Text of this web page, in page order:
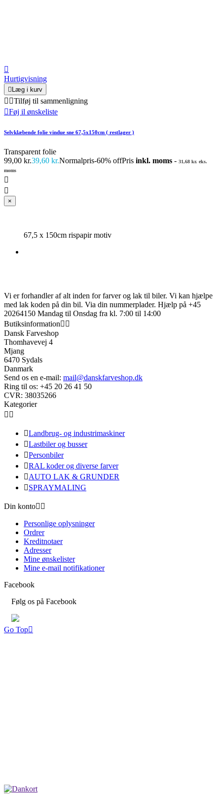

Hurtigvisning
 Læg i kurv
 Tilføj til sammenligning
Føj il ønskeliste
Selvklæbende folie vindue sne 67,5x150cm ( restlager )
Transparent folie
99,00 kr.39,60 kr.Normalpris-60% offPris inkl. moms - 31,68 kr. eks.
moms


×
67,5 x 150cm rispapir motiv
Vi er forhandler af alt inden for farver og lak til biler. Vi kan hjælpe
med lak koden på din bil. Via din nummerplader. Hjælp på +45
20264150 Mandag til Onsdag fra kl. 7:00 til 14:00
Butiksinformation 
Dansk Farveshop
Thomhavevej 4
Mjang
6470 Sydals
Danmark
Send os en e-mail: mail@danskfarveshop.dk
Ring til os: +45 20 26 41 50
Kategorier
 
Landbrug- og industrimaskiner
Lastbiler og busser
Personbiler
RAL koder og diverse farver
AUTO LAK & GRUNDER
SPRAYMALING
Din konto 
Personlige oplysninger
Ordrer
Kreditnotaer
Adresser
Mine ønskelister
Mine e-mail notifikationer
Facebook
Følg os på Facebook
Go Top